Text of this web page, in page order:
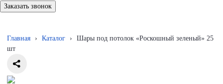
Заказать звонок
Главная › Каталог ›
Шары под потолок «Роскошный зеленый» 25
шт